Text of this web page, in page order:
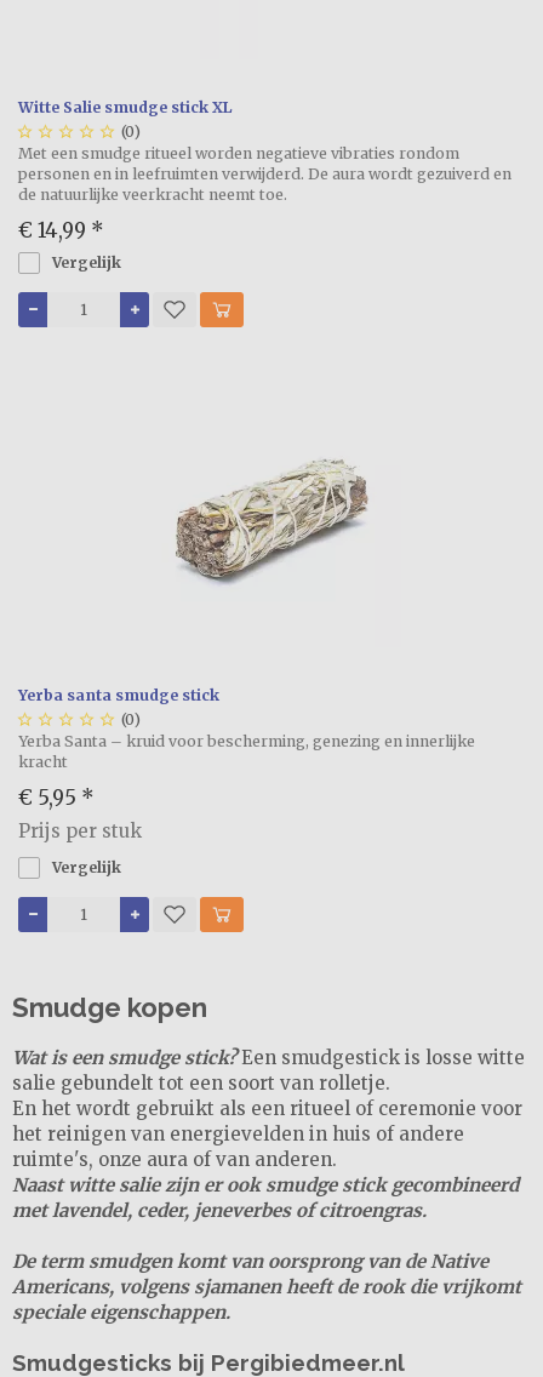
Witte Salie smudge stick XL
     (0)
Met een smudge ritueel worden negatieve vibraties rondom
personen en in leefruimten verwijderd. De aura wordt gezuiverd en
de natuurlijke veerkracht neemt toe.
€ 14,99 *
Vergelijk
Yerba santa smudge stick
     (0)
Yerba Santa – kruid voor bescherming, genezing en innerlijke
kracht
€ 5,95 *
Prijs per stuk
Vergelijk
Smudge kopen
Wat is een smudge stick? Een smudgestick is losse witte
salie gebundelt tot een soort van rolletje.
En het wordt gebruikt als een ritueel of ceremonie voor
het reinigen van energievelden in huis of andere
ruimte's, onze aura of van anderen.
Naast witte salie zijn er ook smudge stick gecombineerd
met lavendel, ceder, jeneverbes of citroengras.
De term smudgen komt van oorsprong van de Native
Americans, volgens sjamanen heeft de rook die vrijkomt
speciale eigenschappen.
Smudgesticks bij Pergibiedmeer.nl